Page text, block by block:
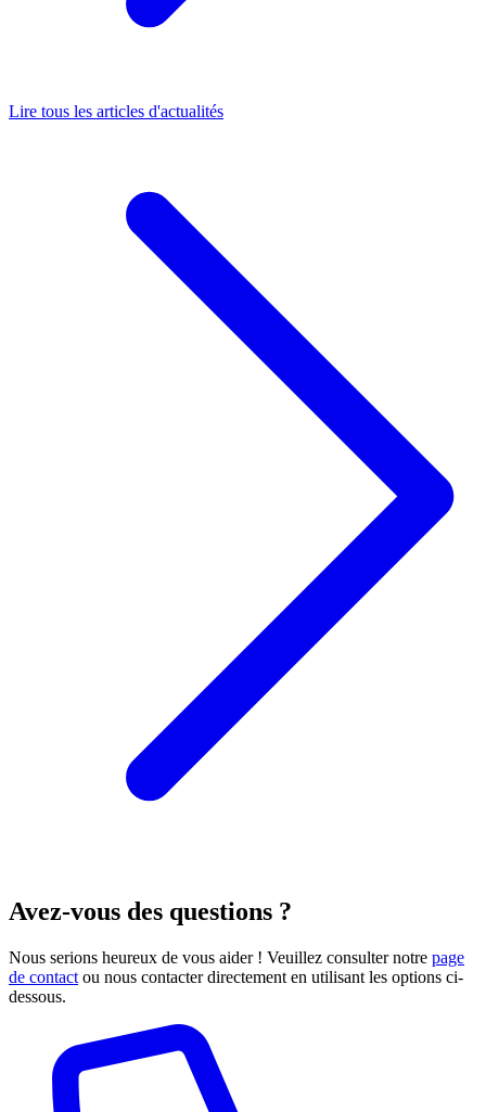
Lire tous les articles d'actualités
Avez-vous des questions ?
Nous serions heureux de vous aider ! Veuillez consulter notre page
de contact ou nous contacter directement en utilisant les options ci-
dessous.